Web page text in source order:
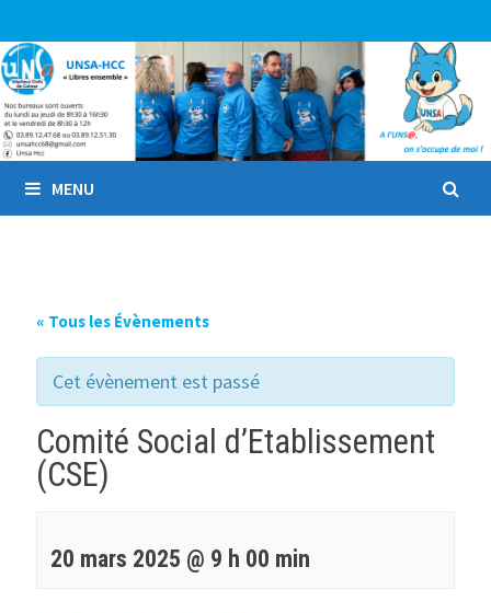
au
contenu
MENU
« Tous les Évènements
Cet évènement est passé
Comité Social d’Etablissement
(CSE)
20 mars 2025 @ 9 h 00 min